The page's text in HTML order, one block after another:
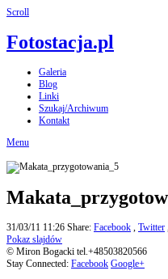
Scroll
Fotostacja.pl
Galeria
Blog
Linki
Szukaj/Archiwum
Kontakt
Menu
31/03/11 11:26 Share: Facebook , Twitter
Pokaz slajdów
© Miron Bogacki tel.+48503820566
Stay Connected: Facebook Google+